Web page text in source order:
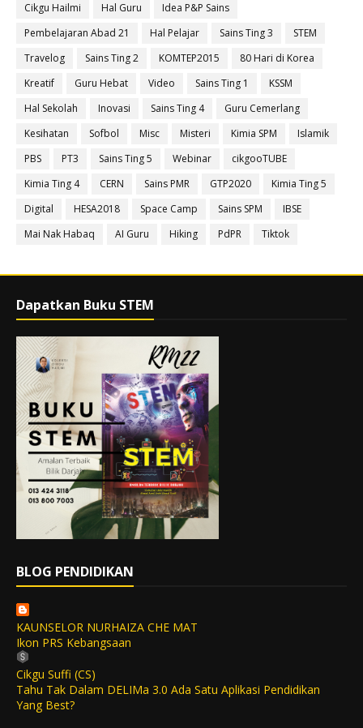
Cikgu Hailmi Hal Guru
Idea P&P Sains
Pembelajaran Abad 21
Hal Pelajar Sains Ting 3
STEM
Travelog
Sains Ting 2 KOMTEP2015
80 Hari di Korea
Kreatif
Guru Hebat Video Sains Ting 1
KSSM
Hal Sekolah
Inovasi Sains Ting 4
Guru Cemerlang
Kesihatan
Sofbol Misc Misteri Kimia SPM
Islamik
PBS
PT3 Sains Ting 5 Webinar
cikgooTUBE
Kimia Ting 4
CERN Sains PMR GTP2020
Kimia Ting 5
Digital
HESA2018 Space Camp Sains SPM
IBSE
Mai Nak Habaq
AI Guru Hiking PdPR Tiktok
Dapatkan Buku STEM
BLOG PENDIDIKAN
KAUNSELOR NURHAIZA CHE MAT
Ikon PRS Kebangsaan
Cikgu Suffi (CS)
Tahu Tak Dalam DELIMa 3.0 Ada Satu Aplikasi Pendidikan
Yang Best?